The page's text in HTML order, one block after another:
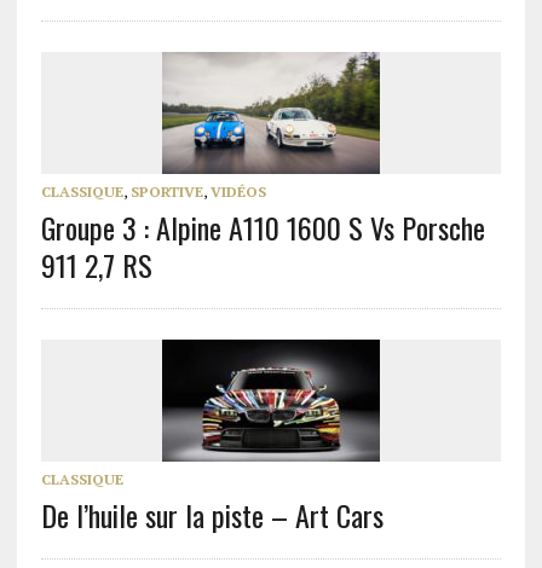
CLASSIQUE, SPORTIVE, VIDÉOS
Groupe 3 : Alpine A110 1600 S Vs Porsche
911 2,7 RS
CLASSIQUE
De l’huile sur la piste – Art Cars